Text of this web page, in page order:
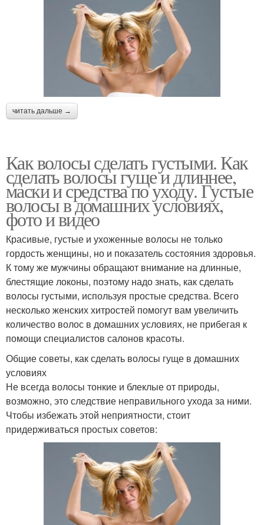
читать дальше →
Как волосы сделать густыми. Как
сделать волосы гуще и длиннее,
маски и средства по уходу. Густые
волосы в домашних условиях,
фото и видео
Красивые, густые и ухоженные волосы не только
гордость женщины, но и показатель состояния здоровья.
К тому же мужчины обращают внимание на длинные,
блестящие локоны, поэтому надо знать, как сделать
волосы густыми, используя простые средства. Всего
несколько женских хитростей помогут вам увеличить
количество волос в домашних условиях, не прибегая к
помощи специалистов салонов красоты.
Общие советы, как сделать волосы гуще в домашних
условиях
Не всегда волосы тонкие и блеклые от природы,
возможно, это следствие неправильного ухода за ними.
Чтобы избежать этой неприятности, стоит
придерживаться простых советов: